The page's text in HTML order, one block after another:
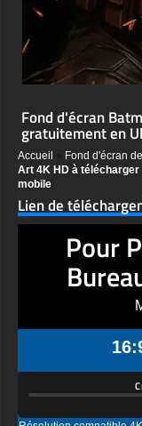
Fond d'écran
gratuitement en
Accueil Fond d'écran
Art 4K HD à
mobile
Lien de
Pour
Résolution compatible